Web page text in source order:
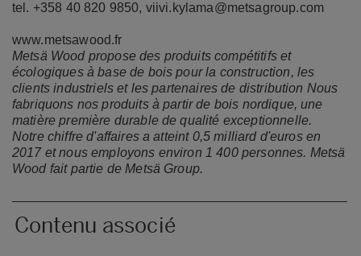
tel. +358 40 820 9850, viivi.kylama@metsagroup.com
www.metsawood.fr
Metsä Wood propose des produits compétitifs et
écologiques à base de bois pour la construction, les
clients industriels et les partenaires de distribution Nous
fabriquons nos produits à partir de bois nordique, une
matière première durable de qualité exceptionnelle.
Notre chiffre d'affaires a atteint 0,5 milliard d'euros en
2017 et nous employons environ 1 400 personnes. Metsä
Wood fait partie de Metsä Group.
Contenu associé